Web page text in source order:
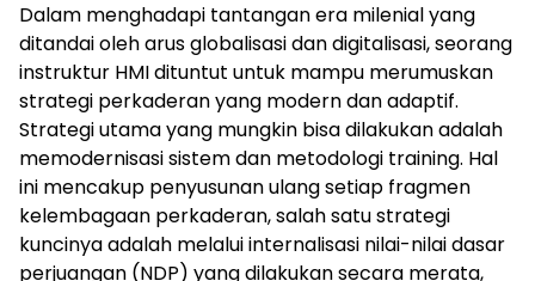
Dalam menghadapi tantangan era milenial yang
ditandai oleh arus globalisasi dan digitalisasi, seorang
instruktur HMI dituntut untuk mampu merumuskan
strategi perkaderan yang modern dan adaptif.
Strategi utama yang mungkin bisa dilakukan adalah
memodernisasi sistem dan metodologi training. Hal
ini mencakup penyusunan ulang setiap fragmen
kelembagaan perkaderan, salah satu strategi
kuncinya adalah melalui internalisasi nilai-nilai dasar
perjuangan (NDP) yang dilakukan secara merata,